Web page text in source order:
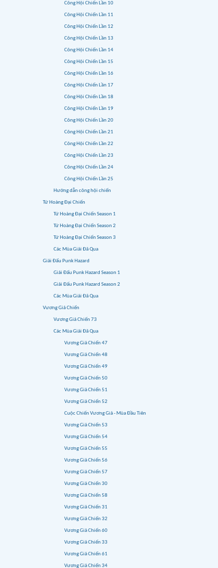
Công Hội Chiến Lần 10
Công Hội Chiến Lần 11
Công Hội Chiến Lần 12
Công Hội Chiến Lần 13
Công Hội Chiến Lần 14
Công Hội Chiến Lần 15
Công Hội Chiến Lần 16
Công Hội Chiến Lần 17
Công Hội Chiến Lần 18
Công Hội Chiến Lần 19
Công Hội Chiến Lần 20
Công Hội Chiến Lần 21
Công Hội Chiến Lần 22
Công Hội Chiến Lần 23
Công Hội Chiến Lần 24
Công Hội Chiến Lần 25
Hướng dẫn công hội chiến
Tứ Hoàng Đại Chiến
Tứ Hoàng Đại Chiến Season 1
Tứ Hoàng Đại Chiến Season 2
Tứ Hoàng Đại Chiến Season 3
Các Mùa Giải Đã Qua
Giải Đấu Punk Hazard
Giải Đấu Punk Hazard Season 1
Giải Đấu Punk Hazard Season 2
Các Mùa Giải Đã Qua
Vương Giả Chiến
Vương Giả Chiến 73
Các Mùa Giải Đã Qua
Vương Giả Chiến 47
Vương Giả Chiến 48
Vương Giả Chiến 49
Vương Giả Chiến 50
Vương Giả Chiến 51
Vương Giả Chiến 52
Cuộc Chiến Vương Giả - Mùa Đầu Tiên
Vương Giả Chiến 53
Vương Giả Chiến 54
Vương Giả Chiến 55
Vương Giả Chiến 56
Vương Giả Chiến 57
Vương Giả Chiến 30
Vương Giả Chiến 58
Vương Giả Chiến 31
Vương Giả Chiến 32
Vương Giả Chiến 60
Vương Giả Chiến 33
Vương Giả Chiến 61
Vương Giả Chiến 34